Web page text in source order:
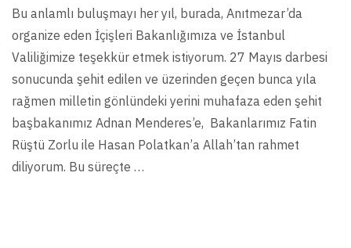
Bu anlamlı buluşmayı her yıl, burada, Anıtmezar’da
organize eden İçişleri Bakanlığımıza ve İstanbul
Valiliğimize teşekkür etmek istiyorum. 27 Mayıs darbesi
sonucunda şehit edilen ve üzerinden geçen bunca yıla
rağmen milletin gönlündeki yerini muhafaza eden şehit
başbakanımız Adnan Menderes’e, Bakanlarımız Fatin
Rüştü Zorlu ile Hasan Polatkan’a Allah’tan rahmet
diliyorum. Bu süreçte …